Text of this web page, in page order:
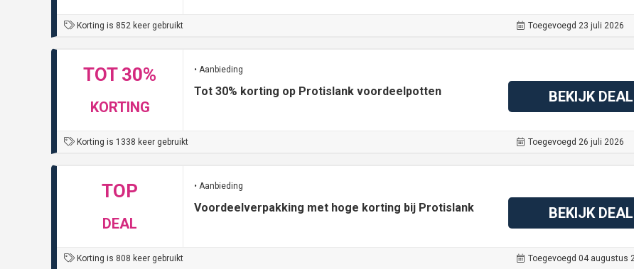
Korting is 852 keer gebruikt Toegevoegd 23 juli 2026
TOT 30%
KORTING
• Aanbieding
Tot 30% korting op Protislank voordeelpotten BEKIJK DEAL
Korting is 1338 keer gebruikt Toegevoegd 26 juli 2026
TOP
DEAL
• Aanbieding
Voordeelverpakking met hoge korting bij Protislank BEKIJK DEAL
Korting is 808 keer gebruikt Toegevoegd 04 augustus